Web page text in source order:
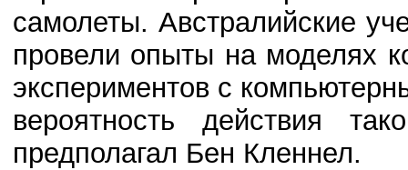
самолеты. Австралийские
провели опыты на моделях
экспериментов с
вероятность действия
предполагал Бен Кленнел.